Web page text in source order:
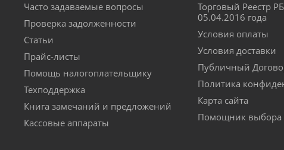
Часто задаваемые вопросы
Проверка задолженности
Статьи
Прайс-листы
Помощь налогоплательщику
Техподдержка
Книга замечаний и предложений
Кассовые аппараты
Торговый Реестр
05.04.2016 года
Условия оплаты
Условия доставки
Публичный
Политика
Карта сайта
Помощник выбора